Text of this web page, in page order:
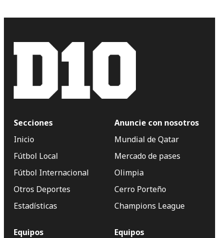
Secciones
Inicio
Fútbol Local
Fútbol Internacional
Otros Deportes
Estadísticas
Anuncie con nosotros
Mundial de Qatar
Mercado de pases
Olimpia
Cerro Porteño
Champions League
Equipos Equipos